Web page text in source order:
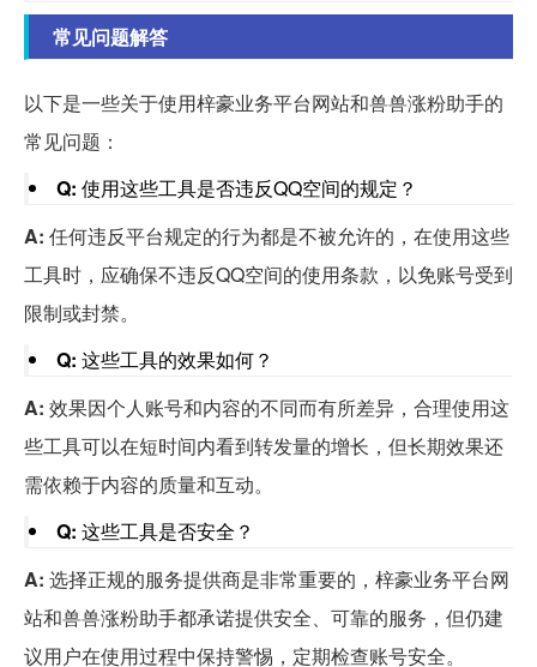
常见问题解答
以下是一些关于使用梓豪业务平台网站和兽兽涨粉助手的
常见问题：
Q: 使用这些工具是否违反QQ空间的规定？
A: 任何违反平台规定的行为都是不被允许的，在使用这些
工具时，应确保不违反QQ空间的使用条款，以免账号受到
限制或封禁。
Q: 这些工具的效果如何？
A: 效果因个人账号和内容的不同而有所差异，合理使用这
些工具可以在短时间内看到转发量的增长，但长期效果还
需依赖于内容的质量和互动。
Q: 这些工具是否安全？
A: 选择正规的服务提供商是非常重要的，梓豪业务平台网
站和兽兽涨粉助手都承诺提供安全、可靠的服务，但仍建
议用户在使用过程中保持警惕，定期检查账号安全。